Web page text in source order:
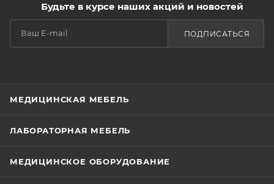
Будьте в курсе наших акций и новостей
ПОДПИСАТЬСЯ
МЕДИЦИНСКАЯ МЕБЕЛЬ
ЛАБОРАТОРНАЯ МЕБЕЛЬ
МЕДИЦИНСКОЕ ОБОРУДОВАНИЕ